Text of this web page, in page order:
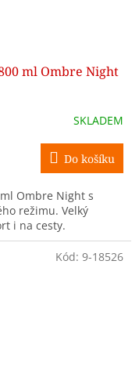
ml Ombre Night
SKLADEM
Do košíku
Ombre Night s
režimu. Velký
i na cesty.
Kód: 9-18526